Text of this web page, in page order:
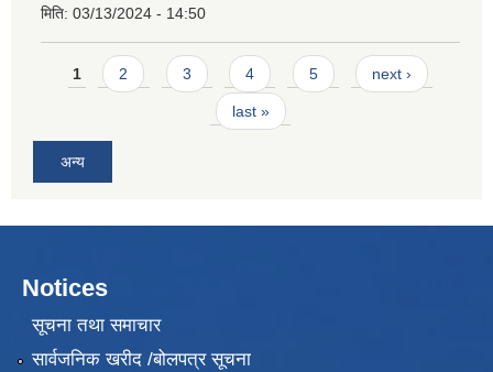
मिति: 03/13/2024 - 14:50
Pages
1 2 3 4 5 next ›
last »
अन्य
Notices
सूचना तथा समाचार
सार्वजनिक खरीद /बोलपत्र सूचना